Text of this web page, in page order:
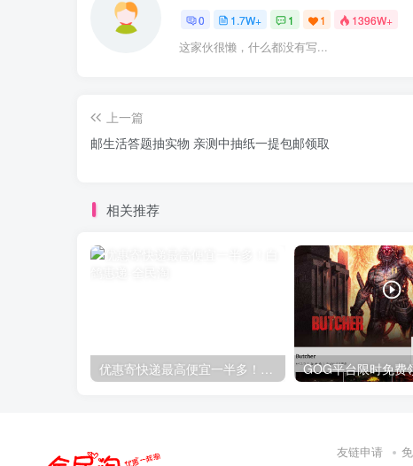
0 1.7W+ 1 1 1396W+
这家伙很懒，什么都没有写...
上一篇
邮生活答题抽实物 亲测中抽纸一提包邮领取
相关推荐
优惠寄快递最高便宜一半多！白鸽惠递
友链申请